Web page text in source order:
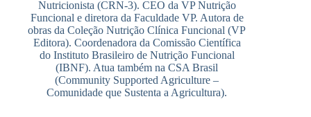
Nutricionista (CRN-3). CEO da VP Nutrição
Funcional e diretora da Faculdade VP. Autora de
obras da Coleção Nutrição Clínica Funcional (VP
Editora). Coordenadora da Comissão Científica
do Instituto Brasileiro de Nutrição Funcional
(IBNF). Atua também na CSA Brasil
(Community Supported Agriculture –
Comunidade que Sustenta a Agricultura).